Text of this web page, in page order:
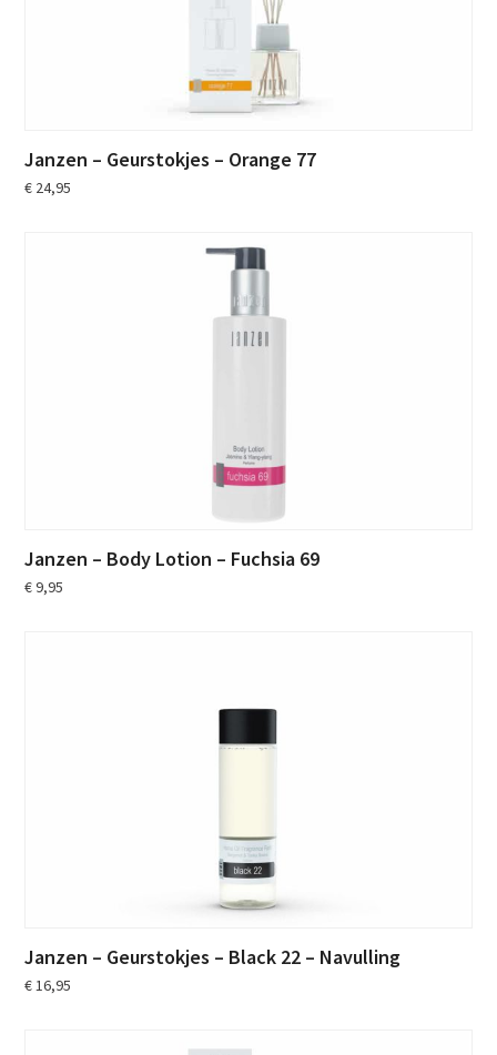
Janzen – Geurstokjes – Orange 77
€ 24,95
Janzen – Body Lotion – Fuchsia 69
€9,95
Janzen – Geurstokjes – Black 22 – Navulling
€16,95